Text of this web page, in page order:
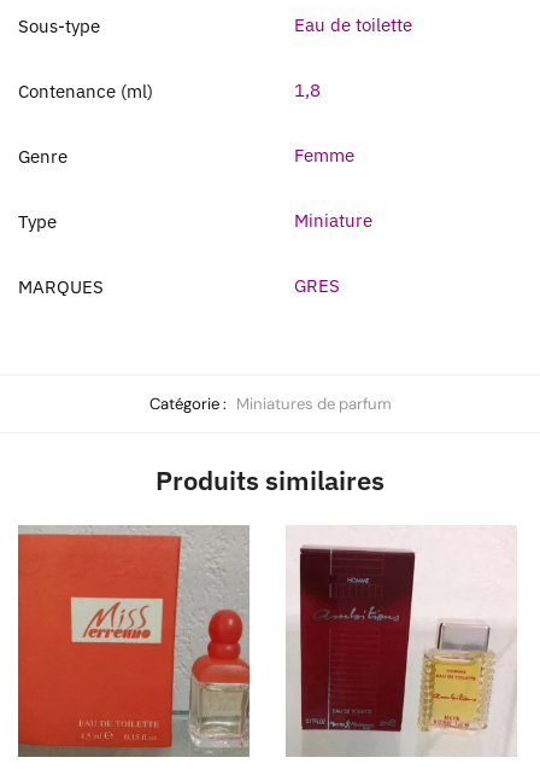
Sous-type Eau de toilette
Contenance (ml) 1,8
Genre Femme
Type Miniature
MARQUES GRES
Catégorie : Miniatures de parfum
Produits similaires